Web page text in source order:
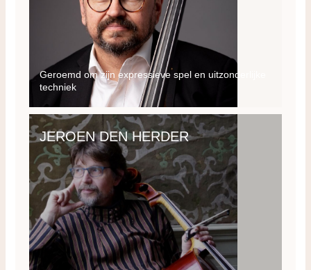
Geroemd om zijn expressieve spel en uitzonderlijke
techniek
JEROEN DEN HERDER